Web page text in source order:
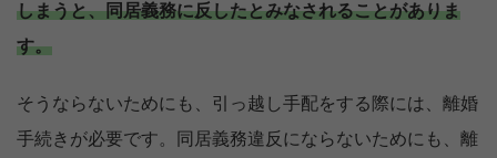
しまうと、同居義務に反したとみなされることがありま
す。
そうならないためにも、引っ越し手配をする際には、離婚
手続きが必要です。同居義務違反にならないためにも、離